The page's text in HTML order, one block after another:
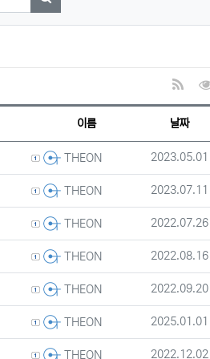
검색하기
RSS
이름 날짜
등록자THEON 등록일
2023.05.01
등록자THEON 등록일
2023.07.11
등록자THEON 등록일
2022.07.26
등록자THEON 등록일
2022.08.16
등록자THEON 등록일
2022.09.20
등록자THEON 등록일
2025.01.01
등록자THEON 등록일
2022.12.02